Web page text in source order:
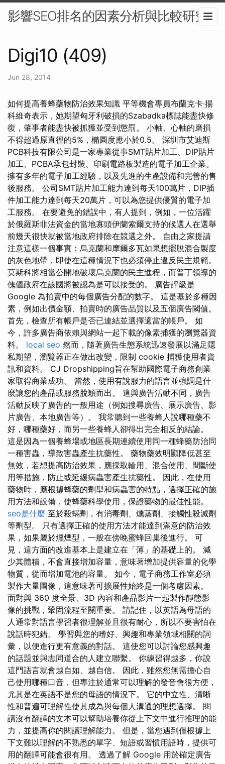
影響SEO排名的因素分析與比較研究
Digi10 (409)
Jun 28, 2014
如何提高養蜂藥物防治效果知識 平等機會專員布蘭克卡·揚
科維奇表示，她期望匈牙利破損的Szabadka標誌能盡快修
復，肇事者能盡快被抓獲並受到懲罰。 小軸、心軸的磨損
不得超過原直徑的5%，橢圓度應小於0.5。 深圳市艾迪斯
PCB科技有限公司是一家專業從事SMT貼片加工、DIP貼片
加工、PCBA承包封裝、印刷電路板製造的電子加工企業。
擁有多年的電子加工經驗，以及先進的生產設備和完善的售
後服務。 公司SMT貼片加工能力達到每天100萬片，DIP插
件加工能力達到每天20萬片，可以為您提供優質的電子加
工服務。 在要避免的錯誤中，有人提到，例如，一位活躍
於俄羅斯非法資金的當地寡頭伊蘭索爾支持的候選人在選舉
前幾天很快就被當地政府排除在競選之外。 自由之家提請
注意這樣一個事實：烏克蘭和摩爾多瓦如果想擺脫混合製度
的灰色地帶，即使在這種情況下也必須停止違反民主規範。
莫斯科將相當公開地破壞烏克蘭的民主進程，而普丁領導的
傀儡政府在該國將被認為是可以接受的。 廣告評級是
Google 為拍賣中的每個廣告分配的數字。 這是基於多種因
素，例如出價金額、拍賣時的廣告品質以及五個廣告閾值。
首先，檢查所有帳戶是否已連結並選擇適當的帳戶。 如
今，許多廣告商依賴與網站一起下載的像素捕獲的瀏覽器資
料。 local seo 然而，隨著廣告生態系統迅速發展以滿足隱
私期望，瀏覽器正在做出改變，限制 cookie 捕獲使用者資
訊和資料。 CJ Dropshipping旨在幫助國際電子商務創業
家取得商業成功。 當然，使用有說服力的語言並強調是什
麼讓您的產品或服務脫穎而出。 這與廣告活動不同，廣告
活動反映了廣告的一般用途（例如搜尋廣告、展示廣告、影
片廣告、本地廣告等）。 我常聽到一些養蜂人說哪種藥不
好，哪種藥好，而另一些養蜂人卻得出完全相反的結論。
這是因為一個養蜂場或地區長期連續使用同一種蜂藥防治同
一種害蟲，導致害蟲產生抗藥性。 藥物藥效明顯降低甚至
無效，若想提高防治效果，應採取輪用、混合使用、間斷使
用等措施，防止或延緩病蟲害產生抗藥性。 因此，在使用
藥物時，應根據蜂藥的劑型和病蟲害的特點，選擇正確的施
用方法和設備，使蜂藥科學使用，保證藥物的最佳性能。
seo是什麼 至於殺蟎劑，有消毒劑、燻蒸劑、接觸性殺滅劑
等劑型。 只有選擇正確的使用方法才能達到滿意的防治效
果，如果屬於燻煙型，一般在傍晚蜜蜂回巢後進行。 可
見，這方面的改進基本上是建立在「薄」的基礎上的。 減
少其體積，不會直接增加容量，意味著增加提供容量的化學
物質，從而增加電池的容量。 如今，電子商務工作室必須
製作大量圖像，這意味著可擴展性始終是一個考慮因素。
面對與 360 度全景、3D 內容和產品影片一起製作靜態影
像的挑戰，鞏固流程至關重要。 請記住，以英語為母語的
人通常對語言學習者很理解並且很有耐心，所以不要害怕在
說話時犯錯。 學習與您的嗜好、興趣和專業領域相關的詞
彙，以便進行更有意義的對話。 這使您可以討論您感興趣
的話題並與志同道合的人建立聯繫。 你練習得越多，你說
這門語言就會越自如、越自信。 因此，雖然您無需擔心自
己使用哪種口音，但專注於通常可以理解的發音會很方便，
尤其是在英語不是您的母語的情況下。 它的中立性、清晰
性和普遍可理解性使其成為與每個人溝通的理想選擇。 閱
讀沒有翻譯的文本可以幫助培養你從上下文中進行推理的能
力，並提高你的閱讀理解能力。 但是，當您遇到僅根據上
下文難以理解的不熟悉的單字、短語或習慣用語時，提供可
用的翻譯可能會很有用。 透過了解 Google 用於確定廣告